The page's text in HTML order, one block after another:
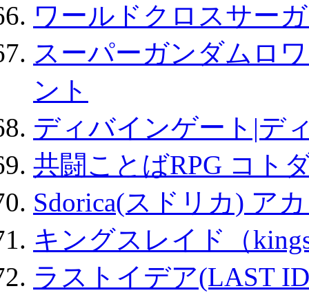
ワールドクロスサー
スーパーガンダムロ
ント
ディバインゲート|デ
共闘ことばRPG コト
Sdorica(スドリカ) ア
キングスレイド（
ラストイデア(LAST